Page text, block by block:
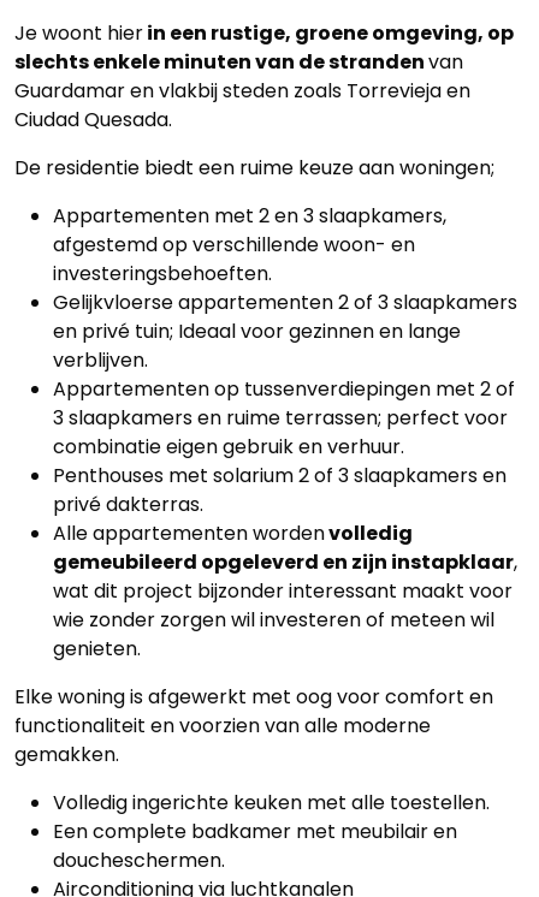
Je woont hierin een rustige, groene omgeving, op
slechts enkele minuten van de strandenvan
Guardamar en vlakbij steden zoals Torrevieja en
Ciudad Quesada.
De residentie biedt een ruime keuze aan woningen;
Appartementen met 2 en 3 slaapkamers,
afgestemd op verschillende woon- en
investeringsbehoeften.
Gelijkvloerse appartementen 2 of 3 slaapkamers
en privé tuin; Ideaal voor gezinnen en lange
verblijven.
Appartementen op tussenverdiepingen met 2 of
3 slaapkamers en ruime terrassen; perfect voor
combinatie eigen gebruik en verhuur.
Penthouses met solarium 2 of 3 slaapkamers en
privé dakterras.
Alle appartementen wordenvolledig
gemeubileerd opgeleverd en zijn instapklaar,
wat dit project bijzonder interessant maakt voor
wie zonder zorgen wil investeren of meteen wil
genieten.
Elke woning is afgewerkt met oog voor comfort en
functionaliteit en voorzien van alle moderne
gemakken.
Volledig ingerichte keuken met alle toestellen.
Een complete badkamer met meubilair en
doucheschermen.
Airconditioning via luchtkanalen